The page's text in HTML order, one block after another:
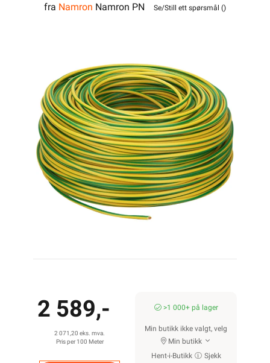
Gul/Grønn Snelle
fra Namron Namron PN Se/Still ett spørsmål ()
2 589,-
2 071,20 eks. mva.
Pris per 100 Meter
>1 000+ på lager
Min butikk ikke valgt, velg
Min butikk
Hent-i-Butikk
Sjekk